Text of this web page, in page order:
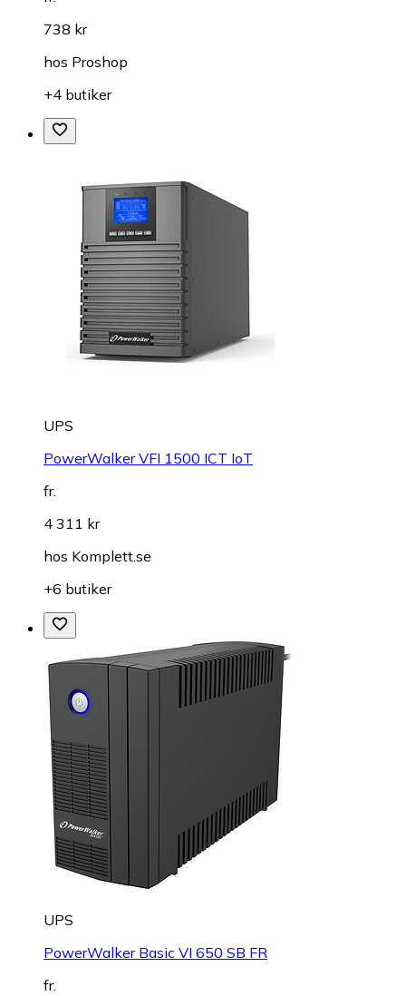
738 kr
hos Proshop
+4 butiker
UPS
PowerWalker VFI 1500 ICT IoT
fr.
4 311 kr
hos Komplett.se
+6 butiker
UPS
PowerWalker Basic VI 650 SB FR
fr.